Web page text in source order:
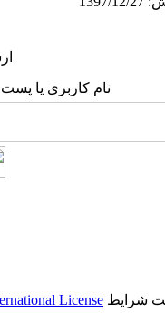
نام کاربری یا
شرایط License